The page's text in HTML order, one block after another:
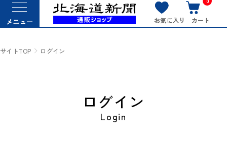
メニュー お気に入り カート
サイトTOP ログイン
ログイン
Login